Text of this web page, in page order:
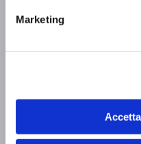
Marketing
Il BV Quarry